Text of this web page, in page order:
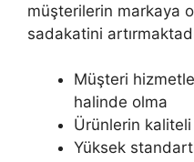
müşterilerin markaya
sadakatini
Müşteri
halinde olma
Ürünlerin kaliteli
Yüksek